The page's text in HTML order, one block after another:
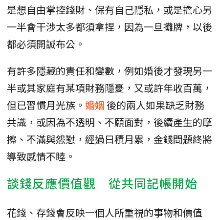
是想自由掌控錢財、保有自己隱私，或是擔心另
一半會干涉太多都須拿捏，因為一旦攤牌，以後
都必須開誠布公。
有許多隱藏的責任和變數，例如婚後才發現另一
半或其家庭有某項財務隱憂，又或許年收百萬，
但已習慣月光族。 婚姻 後的兩人如果缺乏財務
共識，或因為不透明、不願面對，後續產生的摩
擦、不滿與怨懟，經過日積月累，金錢問題終將
導致感情不睦。
談錢反應價值觀 從共同記帳開始
花錢、存錢會反映一個人所重視的事物和價值